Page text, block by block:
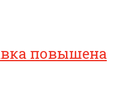
повышена